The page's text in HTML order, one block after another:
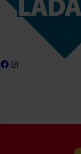
(current)